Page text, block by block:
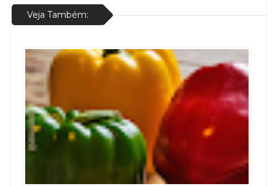
Veja Também: